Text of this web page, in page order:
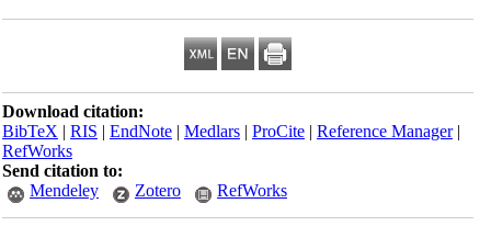
Download citation:
BibTeX|RIS|EndNote|Medlars|ProCite|Reference Manager
RefWorks
Send citation to:
Mendeley
Zotero RefWorks